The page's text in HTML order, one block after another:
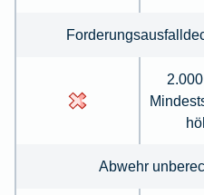
Abwehr